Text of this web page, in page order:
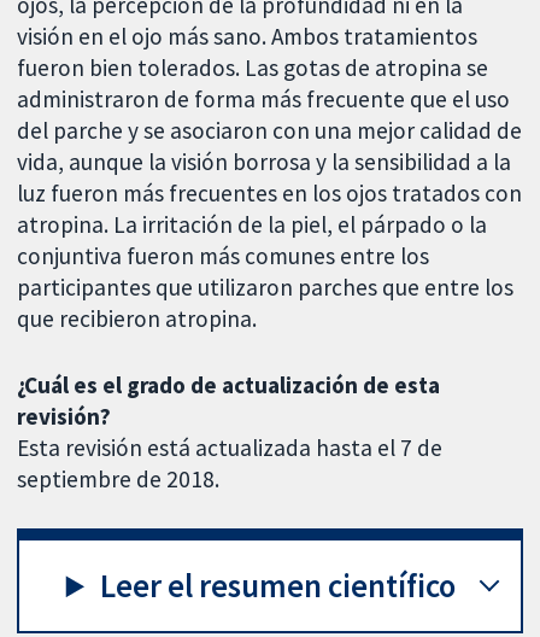
visión en el ojo más sano. Ambos tratamientos
fueron bien tolerados. Las gotas de atropina se
administraron de forma más frecuente que el uso
del parche y se asociaron con una mejor calidad de
vida, aunque la visión borrosa y la sensibilidad a la
luz fueron más frecuentes en los ojos tratados con
atropina. La irritación de la piel, el párpado o la
conjuntiva fueron más comunes entre los
participantes que utilizaron parches que entre los
que recibieron atropina.
¿Cuál es el grado de actualización de esta
revisión?
Esta revisión está actualizada hasta el 7 de
septiembre de 2018.
Leer el resumen científico